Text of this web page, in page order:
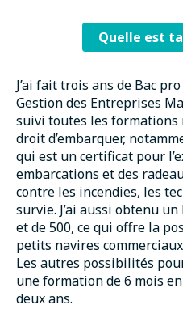
Quelle est
J’ai fait trois ans de Bac
Gestion des Entreprises
suivi toutes les formations
droit d’embarquer,
qui est un certificat pour
embarcations et des
contre les incendies, les
survie. J’ai aussi obtenu
et de 500, ce qui offre la
petits navires
Les autres possibilités
une formation de 6 mois
deux ans.